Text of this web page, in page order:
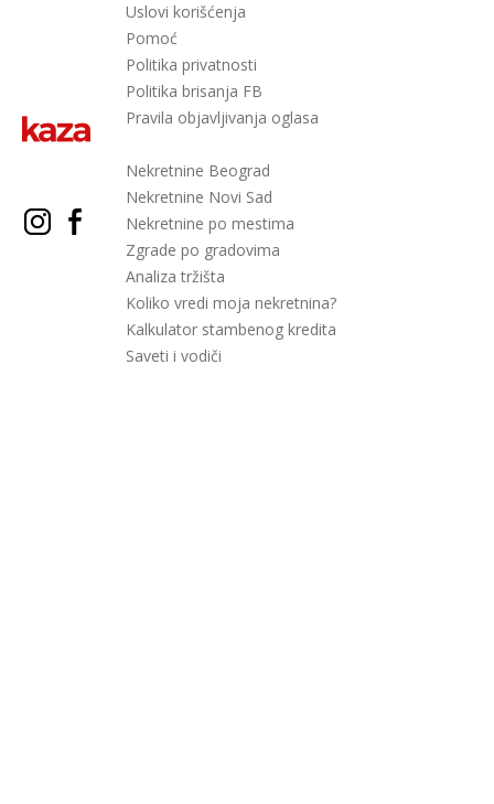
Uslovi korišćenja
Pomoć
Politika privatnosti
Politika brisanja FB
Pravila objavljivanja oglasa
Nekretnine Beograd
Nekretnine Novi Sad
Nekretnine po mestima
Zgrade po gradovima
Analiza tržišta
Koliko vredi moja nekretnina?
Kalkulator stambenog kredita
Saveti i vodiči